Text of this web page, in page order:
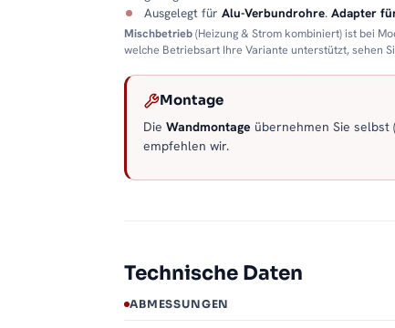
Ausgelegt für Alu-Verbundrohre. Adapter
Mischbetrieb(Heizung & Strom kombiniert) ist bei
welche Betriebsart Ihre Variante unterstützt, sehen
Montage
Die Wandmontage übernehmen Sie selbst
empfehlen wir.
Technische Daten
ABMESSUNGEN